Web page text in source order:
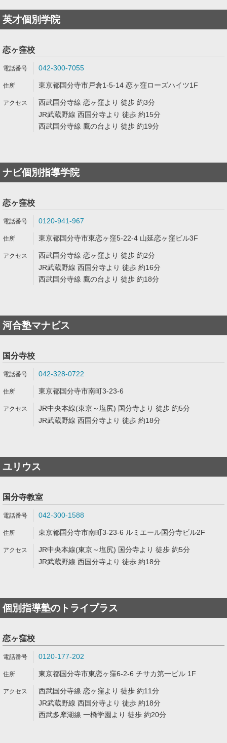
英才個別学院
恋ヶ窪校
042-300-7055
東京都国分寺市戸倉1-5-14 恋ヶ窪ローズハイツ1F
西武国分寺線 恋ヶ窪より 徒歩 約3分
JR武蔵野線 西国分寺より 徒歩 約15分
西武国分寺線 鷹の台より 徒歩 約19分
ナビ個別指導学院
恋ヶ窪校
0120-941-967
東京都国分寺市東恋ヶ窪5-22-4 山延恋ヶ窪ビル3F
西武国分寺線 恋ヶ窪より 徒歩 約2分
JR武蔵野線 西国分寺より 徒歩 約16分
西武国分寺線 鷹の台より 徒歩 約18分
河合塾マナビス
国分寺校
042-328-0722
東京都国分寺市南町3-23-6
JR中央本線(東京～塩尻) 国分寺より 徒歩 約5分
JR武蔵野線 西国分寺より 徒歩 約18分
ユリウス
国分寺教室
042-300-1588
東京都国分寺市南町3-23-6 ルミエール国分寺ビル2F
JR中央本線(東京～塩尻) 国分寺より 徒歩 約5分
JR武蔵野線 西国分寺より 徒歩 約18分
個別指導塾のトライプラス
恋ヶ窪校
0120-177-202
東京都国分寺市東恋ヶ窪6-2-6 チサカ第一ビル 1F
西武国分寺線 恋ヶ窪より 徒歩 約11分
JR武蔵野線 西国分寺より 徒歩 約18分
西武多摩湖線 一橋学園より 徒歩 約20分